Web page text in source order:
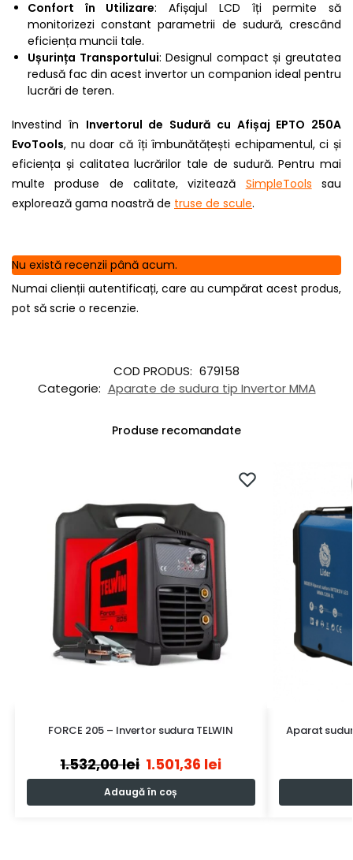
Confort în Utilizare: Afișajul LCD îți permite să
monitorizezi constant parametrii de sudură, crescând
eficiența muncii tale.
Ușurința Transportului: Designul compact și greutatea
redusă fac din acest invertor un companion ideal pentru
lucrări de teren.
Investind în Invertorul de Sudură cu Afișaj EPTO 250A
EvoTools, nu doar că îți îmbunătățești echipamentul, ci și
eficiența și calitatea lucrărilor tale de sudură. Pentru mai
multe produse de calitate, vizitează SimpleTools sau
explorează gama noastră de truse de scule.
Nu există recenzii până acum.
Numai clienții autentificați, care au cumpărat acest produs,
pot să scrie o recenzie.
COD PRODUS: 679158
Categorie: Aparate de sudura tip Invertor MMA
Produse recomandate
FORCE 205 – Invertor sudura TELWIN
1.532,00lei 1.501,36 lei
Adaugă în coș
Aparat